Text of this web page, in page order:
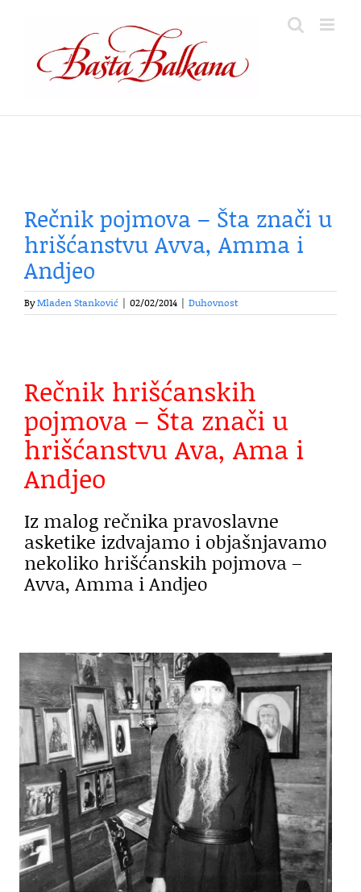
content
Rečnik pojmova – Šta znači u
hrišćanstvu Avva, Amma i
Andjeo
ByMladen Stanković 02/02/2014 Duhovnost
Rečnik hrišćanskih
pojmova – Šta znači u
hrišćanstvu Ava, Ama i
Andjeo
Iz malog rečnika pravoslavne
asketike izdvajamo i objašnjavamo
nekoliko hrišćanskih pojmova –
Avva, Amma i Andjeo